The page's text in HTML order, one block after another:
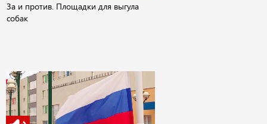
За и против. Площадки для выгула
собак